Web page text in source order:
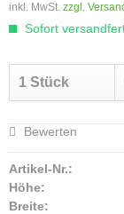
inkl. MwSt. zzgl.
Sofort
Bewerten
Artikel-Nr.:
Höhe:
Breite: